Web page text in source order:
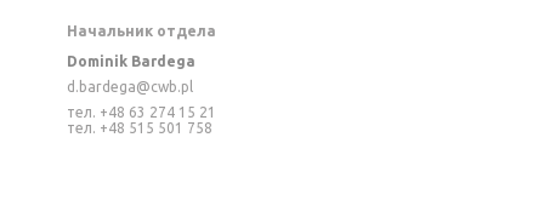
Начальник отдела
Dominik Bardega
d.bardega@cwb.pl
тел. +48 63 274 15 21
тел. +48 515 501 758